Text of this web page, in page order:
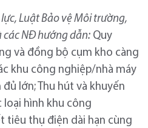
Luật Bảo vệ Môi trường,
các NĐ hướng dẫn: Quy
và đồng bộ cụm kho càng
khu công nghiệp/nhà máy
lớn; Thu hút và khuyến
loại hình khu công
tiêu thụ điện dài hạn cùng